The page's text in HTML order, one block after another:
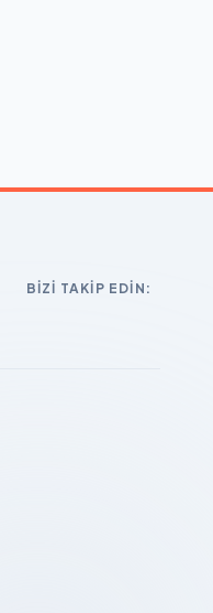
BIZI TAKIP EDIN: